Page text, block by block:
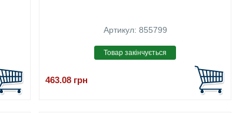
Артикул: 855799
463.08 грн